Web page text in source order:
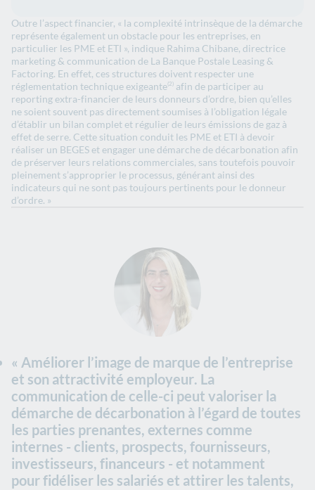
Outre l’aspect financier, « la complexité intrinsèque de la démarche
représente également un obstacle pour les entreprises, en
particulier les PME et ETI », indique Rahima Chibane, directrice
marketing & communication de La Banque Postale Leasing &
Factoring. En effet, ces structures doivent respecter une
réglementation technique exigeante(2) afin de participer au
reporting extra-financier de leurs donneurs d’ordre, bien qu’elles
ne soient souvent pas directement soumises à l’obligation légale
d’établir un bilan complet et régulier de leurs émissions de gaz à
effet de serre. Cette situation conduit les PME et ETI à devoir
réaliser un BEGES et engager une démarche de décarbonation afin
de préserver leurs relations commerciales, sans toutefois pouvoir
pleinement s’approprier le processus, générant ainsi des
indicateurs qui ne sont pas toujours pertinents pour le donneur
d’ordre. »
« Améliorer l’image de marque de l’entreprise
et son attractivité employeur. La
communication de celle-ci peut valoriser la
démarche de décarbonation à l’égard de toutes
les parties prenantes, externes comme
internes - clients, prospects, fournisseurs,
investisseurs, financeurs - et notamment
pourfidéliser les salariés et attirer les talents,